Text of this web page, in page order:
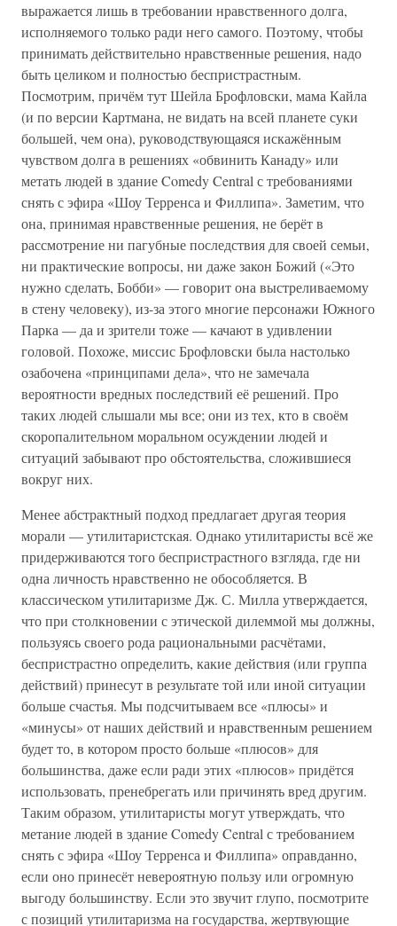
выражается лишь в требовании нравственного долга,
исполняемого только ради него самого. Поэтому, чтобы
принимать действительно нравственные решения, надо
быть целиком и полностью беспристрастным.
Посмотрим, причём тут Шейла Брофловски, мама Кайла
(и по версии Картмана, не видать на всей планете суки
большей, чем она), руководствующаяся искажённым
чувством долга в решениях «обвинить Канаду» или
метать людей в здание Comedy Central с требованиями
снять с эфира «Шоу Терренса и Филлипа». Заметим, что
она, принимая нравственные решения, не берёт в
рассмотрение ни пагубные последствия для своей семьи,
ни практические вопросы, ни даже закон Божий («Это
нужно сделать, Бобби» — говорит она выстреливаемому
в стену человеку), из-за этого многие персонажи Южного
Парка — да и зрители тоже — качают в удивлении
головой. Похоже, миссис Брофловски была настолько
озабочена «принципами дела», что не замечала
вероятности вредных последствий её решений. Про
таких людей слышали мы все; они из тех, кто в своём
скоропалительном моральном осуждении людей и
ситуаций забывают про обстоятельства, сложившиеся
вокруг них.
Менее абстрактный подход предлагает другая теория
морали — утилитаристская. Однако утилитаристы всё же
придерживаются того беспристрастного взгляда, где ни
одна личность нравственно не обособляется. В
классическом утилитаризме Дж. С. Милла утверждается,
что при столкновении с этической дилеммой мы должны,
пользуясь своего рода рациональными расчётами,
беспристрастно определить, какие действия (или группа
действий) принесут в результате той или иной ситуации
больше счастья. Мы подсчитываем все «плюсы» и
«минусы» от наших действий и нравственным решением
будет то, в котором просто больше «плюсов» для
большинства, даже если ради этих «плюсов» придётся
использовать, пренебрегать или причинять вред другим.
Таким образом, утилитаристы могут утверждать, что
метание людей в здание Comedy Central с требованием
снять с эфира «Шоу Терренса и Филлипа» оправданно,
если оно принесёт невероятную пользу или огромную
выгоду большинству. Если это звучит глупо, посмотрите
с позиций утилитаризма на государства, жертвующие